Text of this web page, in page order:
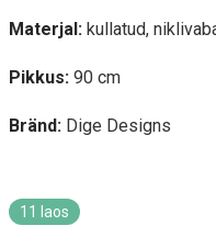
Materjal: kullatud,
Pikkus: 90 cm
Bränd: Dige Designs
11 laos